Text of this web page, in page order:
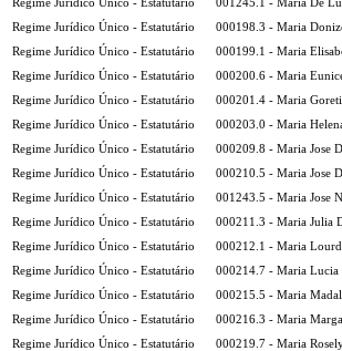
Regime Jurídico Único - Estatutário
001245.1 - Maria De
Regime Jurídico Único - Estatutário
000198.3 - Maria
Regime Jurídico Único - Estatutário
000199.1 - Maria
Regime Jurídico Único - Estatutário
000200.6 - Maria
Regime Jurídico Único - Estatutário
000201.4 - Maria Goreti
Regime Jurídico Único - Estatutário
000203.0 - Maria
Regime Jurídico Único - Estatutário
000209.8 - Maria Jose
Regime Jurídico Único - Estatutário
000210.5 - Maria Jose
Regime Jurídico Único - Estatutário
001243.5 - Maria Jose
Regime Jurídico Único - Estatutário
000211.3 - Maria Julia
Regime Jurídico Único - Estatutário
000212.1 - Maria
Regime Jurídico Único - Estatutário
000214.7 - Maria Lucia
Regime Jurídico Único - Estatutário
000215.5 - Maria
Regime Jurídico Único - Estatutário
000216.3 - Maria
Regime Jurídico Único - Estatutário
000219.7 - Maria